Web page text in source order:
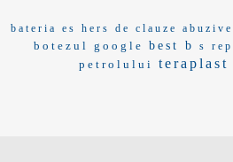
bateria es hers de clauze abuzive
botezul google best b s rep
petrolului teraplast